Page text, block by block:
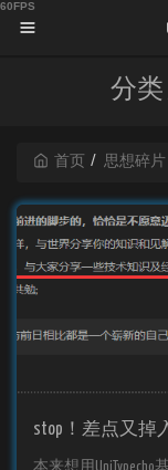
分类
首页 思想碎片
stop！差点又掉